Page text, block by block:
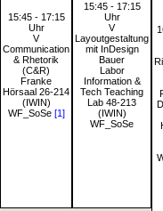
15:45 - 17:15
Uhr
V
Communication
& Rhetorik
(C&R)
Franke
Hörsaal 26-214
(IWIN)
WF_SoSe[1]
15:45 - 17:15
Uhr
V
Layoutgestaltung
mit InDesign
Bauer
Labor
Information &
Tech Teaching
Lab 48-213
(IWIN)
WF_SoSe